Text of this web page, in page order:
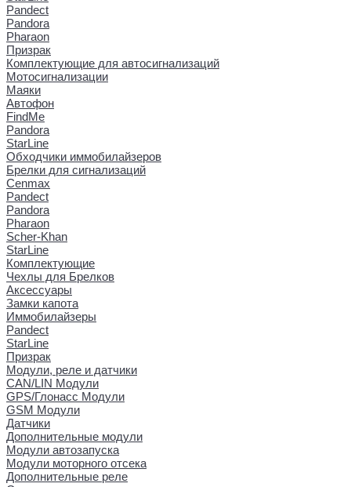
Pandect
Pandora
Pharaon
Призрак
Комплектующие для автосигнализаций
Мотосигнализации
Маяки
Автофон
FindMe
Pandora
StarLine
Обходчики иммобилайзеров
Брелки для сигнализаций
Cenmax
Pandect
Pandora
Pharaon
Scher-Khan
StarLine
Комплектующие
Чехлы для Брелков
Аксессуары
Замки капота
Иммобилайзеры
Pandect
StarLine
Призрак
Модули, реле и датчики
CAN/LIN Модули
GPS/Глонасс Модули
GSM Модули
Датчики
Дополнительные модули
Модули автозапуска
Модули моторного отсека
Дополнительные реле